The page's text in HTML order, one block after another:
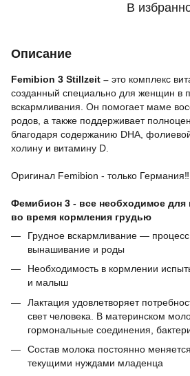
В
Описание
Femibion 3 Stillzeit – это комплекс
созданный специально для женщин в
вскармливания. Он помогает маме
родов, а также поддерживает
благодаря содержанию DHA,
холину и витамину D.
Оригинал Femibion - только Германия‼️
Фемибион 3 - все необходимое для
во время кормления грудью
Грудное вскармливание —
вынашивание и роды
Необходимость в кормлении
и малыш
Лактация удовлетворяет
свет человека. В материнском
гормональные соединения,
Состав молока постоянно
текущими нуждами младенца